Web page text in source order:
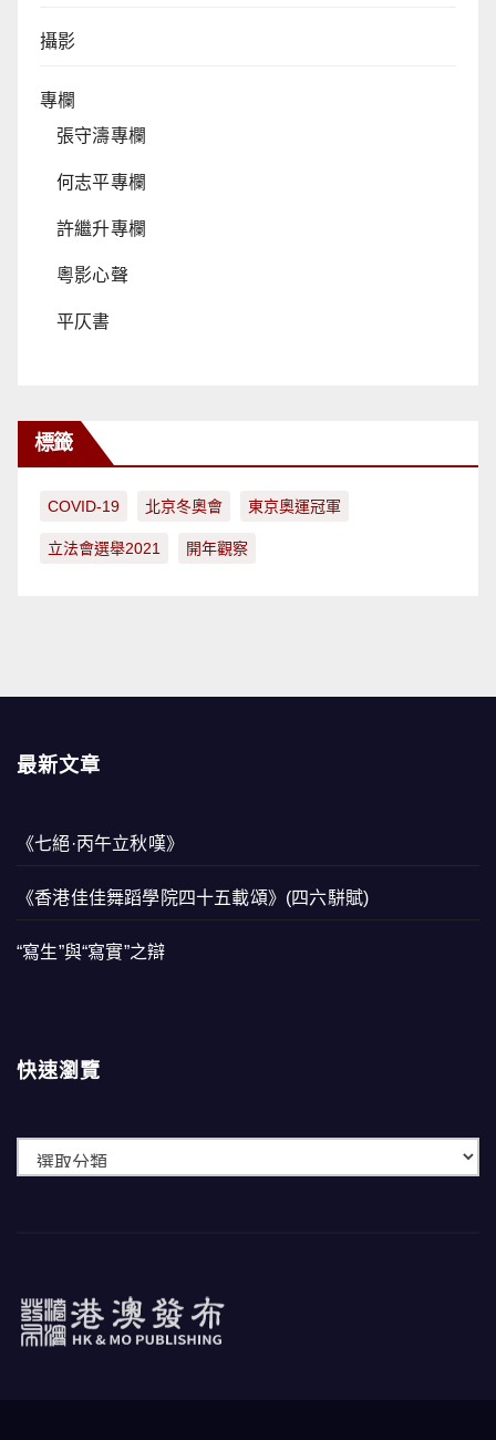
攝影
專欄
張守濤專欄
何志平專欄
許繼升專欄
粵影心聲
平仄書
標籤
COVID-19 北京冬奧會 東京奧運冠軍
立法會選舉2021 開年觀察
最新文章
《七絕·丙午立秋嘆》
《香港佳佳舞蹈學院四十五載頌》(四六駢賦)
“寫生”與“寫實”之辯
快速瀏覽